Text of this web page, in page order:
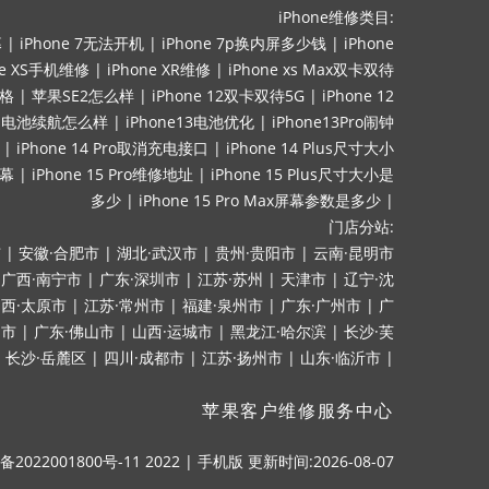
iPhone维修类目:
| iPhone 7无法开机 | iPhone 7p换内屏多少钱 | iPhone
XS手机维修 | iPhone XR维修 | iPhone xs Max双卡双待
| 苹果SE2怎么样 | iPhone 12双卡双待5G | iPhone 12
池续航怎么样 | iPhone13电池优化 | iPhone13Pro闹钟
| iPhone 14 Pro取消充电接口 | iPhone 14 Plus尺寸大小
| iPhone 15 Pro维修地址 | iPhone 15 Plus尺寸大小是
多少 | iPhone 15 Pro Max屏幕参数是多少 |
门店分站:
| 安徽·合肥市 | 湖北·武汉市 | 贵州·贵阳市 | 云南·昆明市
广西·南宁市 | 广东·深圳市 | 江苏·苏州 | 天津市 | 辽宁·沈
·太原市 | 江苏·常州市 | 福建·泉州市 | 广东·广州市 | 广
| 广东·佛山市 | 山西·运城市 | 黑龙江·哈尔滨 | 长沙·芙
长沙·岳麓区 | 四川·成都市 | 江苏·扬州市 | 山东·临沂市 |
苹果客户维修服务中心
2022001800号-11 2022 | 手机版 更新时间:2026-08-07